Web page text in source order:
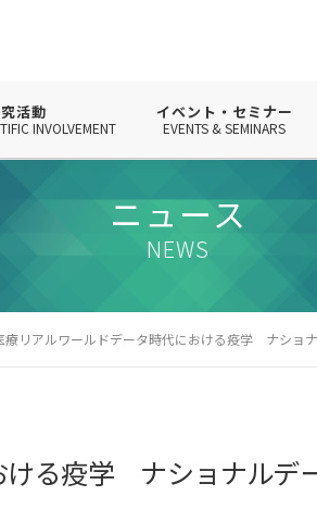
活動
INVOLVEMENT
イベント・セミナー
EVENTS & SEMINARS
ニュース
NEWS
療リアルワールドデータ時代における疫学 ナショ
る疫学 ナショナルデ